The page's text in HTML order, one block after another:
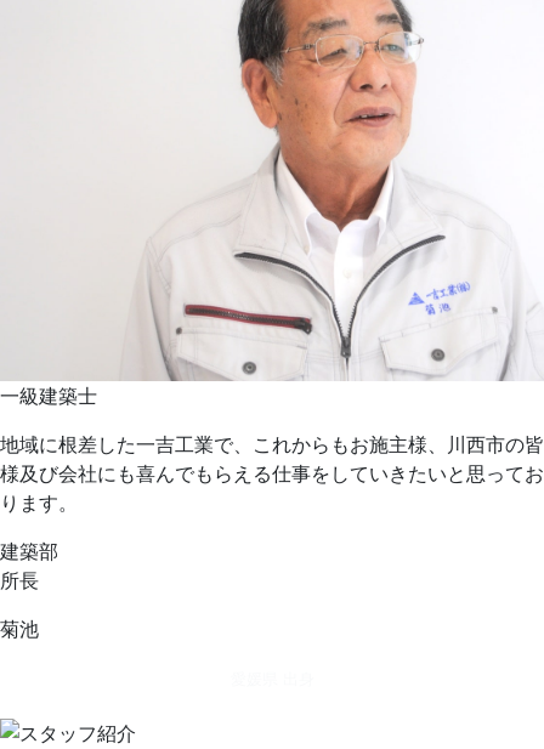
一級建築士
地域に根差した一吉工業で、これからもお施主様、川西市の皆
様及び会社にも喜んでもらえる仕事をしていきたいと思ってお
ります。
建築部
所長
菊池